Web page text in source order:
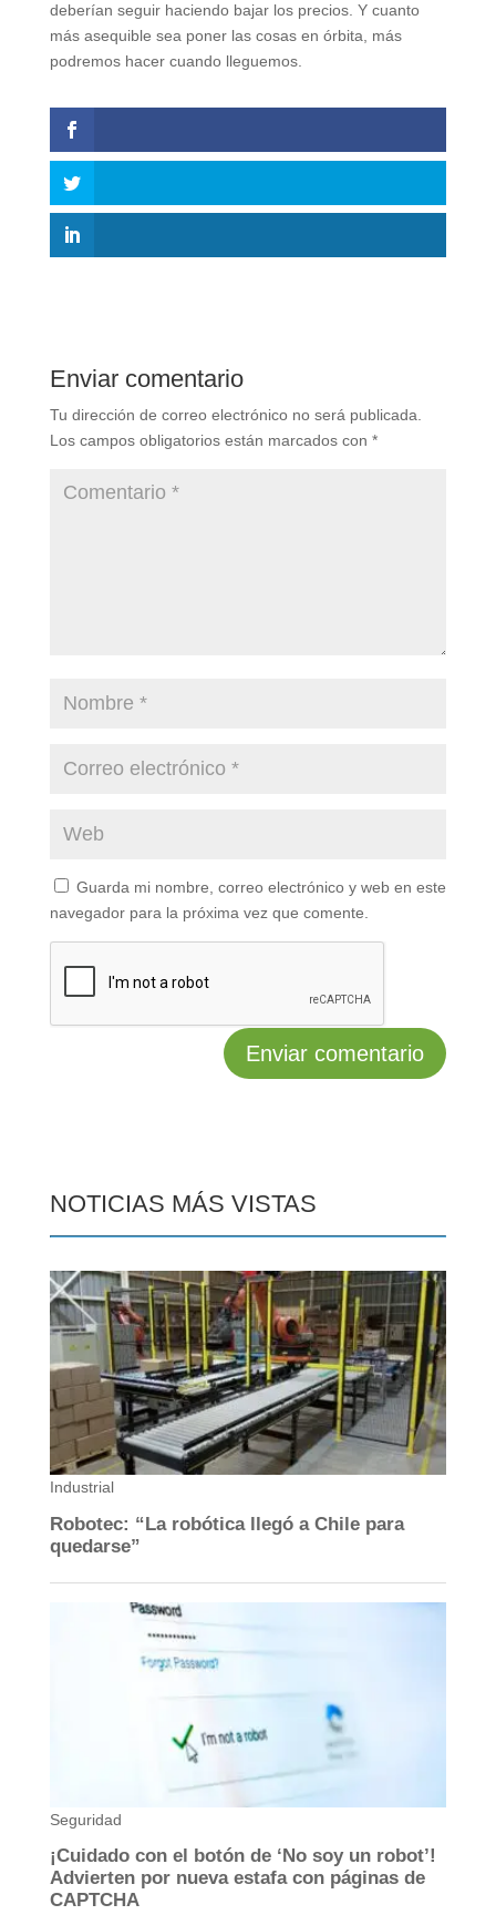
deberían seguir haciendo bajar los precios. Y cuanto
más asequible sea poner las cosas en órbita, más
podremos hacer cuando lleguemos.
Enviar comentario
Tu dirección de correo electrónico no será publicada.
Los campos obligatorios están marcados con *
Guarda mi nombre, correo electrónico y web en este
navegador para la próxima vez que comente.
NOTICIAS MÁS VISTAS